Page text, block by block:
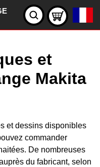
et
Makita
et dessins disponibles
commander
De nombreuses
du fabricant, selon